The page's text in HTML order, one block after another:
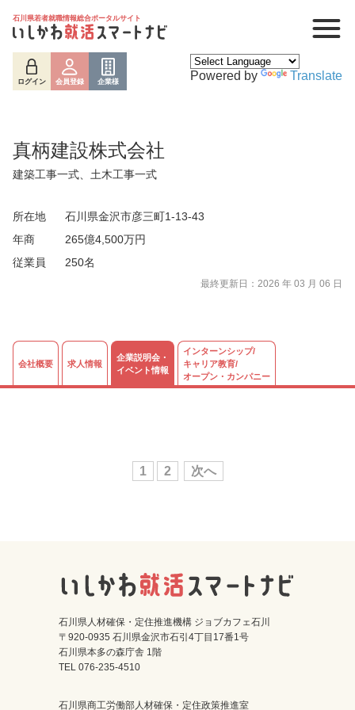
石川県若者就職情報総合ポータルサイト
ログイン 会員登録 企業様 Powered by Translate
真柄建設株式会社
建築工事一式、土木工事一式
所在地
石川県金沢市彦三町1-13-43
年商
265億4,500万円
従業員
250名
最終更新日：2026 年 03 月 06 日
会社概要 求人情報
企業説明会・
イベント情報
インターンシップ/
キャリア教育/
オープン・カンパニー
1 2 次へ
石川県人材確保・定住推進機構 ジョブカフェ石川
〒920-0935 石川県金沢市石引4丁目17番1号
石川県本多の森庁舎 1階
TEL 076-235-4510
石川県商工労働部人材確保・定住政策推進室